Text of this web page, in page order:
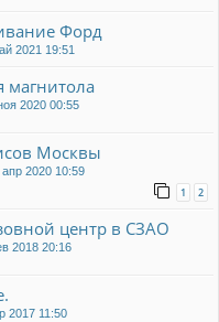
Форд
2021 19:51
магнитола
2020 00:55
Москвы
апр 2020 10:59
1 2
центр в СЗАО
2018 20:16
2017 11:50